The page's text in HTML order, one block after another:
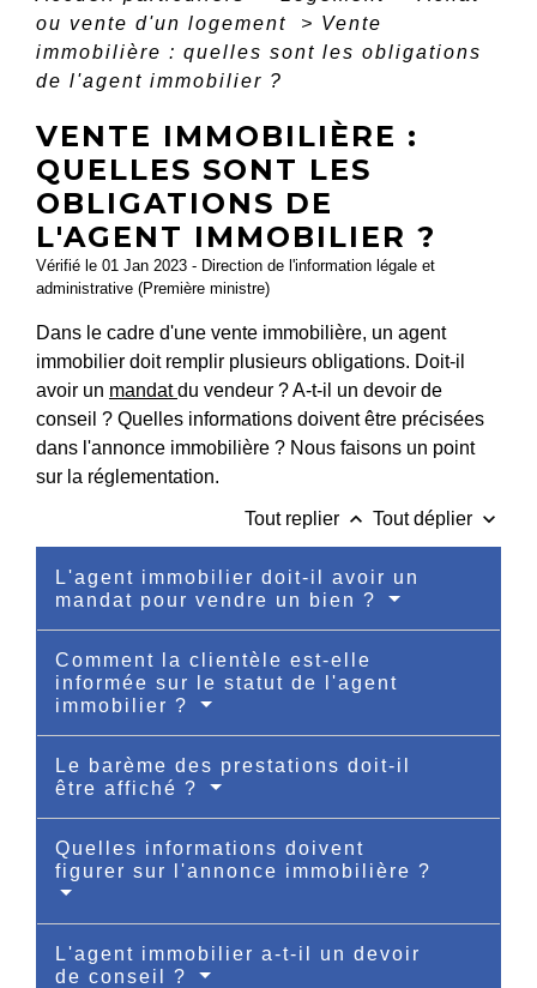
ou vente d'un logement
> Vente
immobilière : quelles sont les obligations
de l'agent immobilier ?
VENTE IMMOBILIÈRE :
QUELLES SONT LES
OBLIGATIONS DE
L'AGENT IMMOBILIER ?
Vérifié le 01 Jan 2023 - Direction de l'information légale et
administrative (Première ministre)
Dans le cadre d'une vente immobilière, un agent
immobilier doit remplir plusieurs obligations. Doit-il
avoir un mandatdu vendeur ? A-t-il un devoir de
conseil ? Quelles informations doivent être précisées
dans l'annonce immobilière ? Nous faisons un point
sur la réglementation.
Tout replier keyboard_arrow_up Tout déplier keyboard_arrow_down
L'agent immobilier doit-il avoir un
mandat pour vendre un bien ?
Comment la clientèle est-elle
informée sur le statut de l'agent
immobilier ?
Le barème des prestations doit-il
être affiché ?
Quelles informations doivent
figurer sur l'annonce immobilière ?
L'agent immobilier a-t-il un devoir
de conseil ?